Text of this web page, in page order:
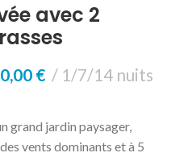
avec 2
€
1/7/14 nuits
grand jardin paysager,
vents dominants et à 5